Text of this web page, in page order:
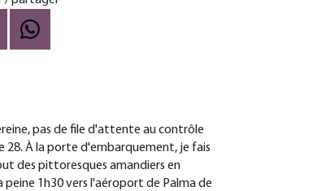
pas de file d'attente au contrôle
28. À la porte d'embarquement, je fais
des pittoresques amandiers en
peine 1h30 vers l'aéroport de Palma de